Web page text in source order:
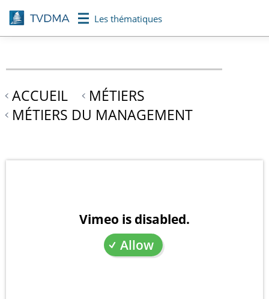
Aller
au
contenu
Les thématiques
ACCUEIL
MÉTIERS
MÉTIERS DU MANAGEMENT
Vimeo is disabled.
Allow